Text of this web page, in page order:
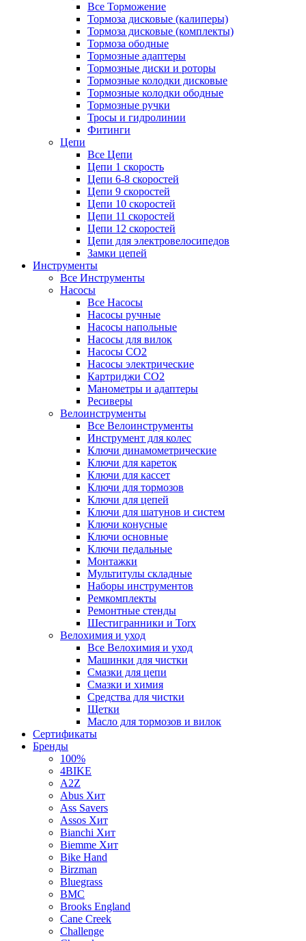
Все Торможение
Тормоза дисковые (калиперы)
Тормоза дисковые (комплекты)
Тормоза ободные
Тормозные адаптеры
Тормозные диски и роторы
Тормозные колодки дисковые
Тормозные колодки ободные
Тормозные ручки
Тросы и гидролинии
Фитинги
Цепи
Все Цепи
Цепи 1 скорость
Цепи 6-8 скоростей
Цепи 9 скоростей
Цепи 10 скоростей
Цепи 11 скоростей
Цепи 12 скоростей
Цепи для электровелосипедов
Замки цепей
Инструменты
Все Инструменты
Насосы
Все Насосы
Насосы ручные
Насосы напольные
Насосы для вилок
Насосы CO2
Насосы электрические
Картриджи CO2
Манометры и адаптеры
Ресиверы
Велоинструменты
Все Велоинструменты
Инструмент для колес
Ключи динамометрические
Ключи для кареток
Ключи для кассет
Ключи для тормозов
Ключи для цепей
Ключи для шатунов и систем
Ключи конусные
Ключи основные
Ключи педальные
Монтажки
Мультитулы складные
Наборы инструментов
Ремкомплекты
Ремонтные стенды
Шестигранники и Torx
Велохимия и уход
Все Велохимия и уход
Машинки для чистки
Смазки для цепи
Смазки и химия
Средства для чистки
Щетки
Масло для тормозов и вилок
Сертификаты
Бренды
100%
4BIKE
A2Z
Abus Хит
Ass Savers
Assos Хит
Bianchi Хит
Biemme Хит
Bike Hand
Birzman
Bluegrass
BMC
Brooks England
Cane Creek
Challenge